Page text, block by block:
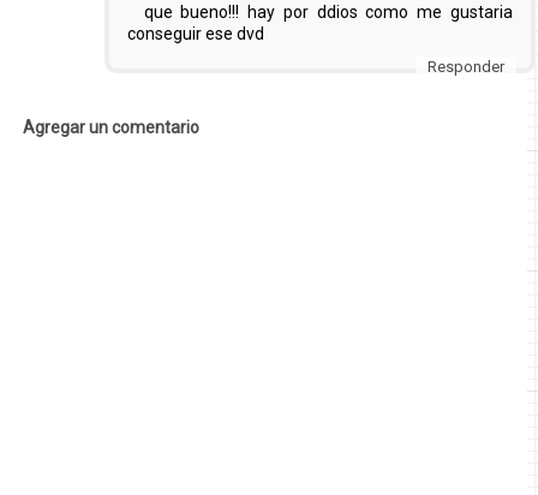
que bueno!!! hay por ddios como me gustaria
conseguir ese dvd
Responder
Agregar un comentario